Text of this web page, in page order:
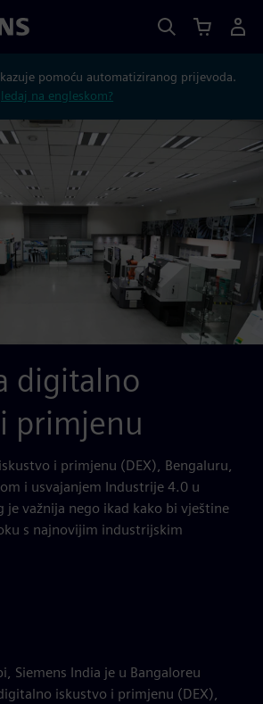
pomoću automatiziranog prijevoda.
na engleskom?
digitalno
primjenu
i primjenu (DEX), Bengaluru,
i usvajanjem Industrije 4.0 u
važnija nego ikad kako bi vještine
s najnovijim industrijskim
Siemens India je u Bangaloreu
iskustvo i primjenu (DEX),